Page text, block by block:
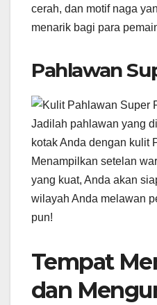
cerah, dan motif naga
menarik bagi para
Pahlawan
Jadilah pahlawan yang
kotak Anda dengan kulit
Menampilkan setelan
yang kuat, Anda akan
wilayah Anda melawan
pun!
Tempat
dan